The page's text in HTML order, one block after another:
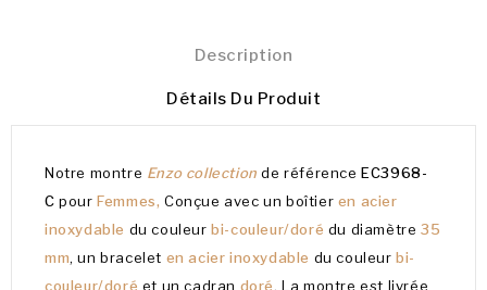
Description
Détails Du Produit
Notre montre Enzo collection de référenceEC3968-
C pourFemmes,Conçue avec un boîtier en acier
inoxydable du couleurbi-couleur/doré du diamètre35
mm, un bracelet en acier inoxydable du couleurbi-
couleur/doré et un cadran doré. La montre est livrée